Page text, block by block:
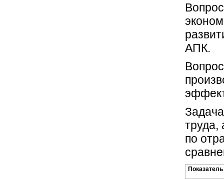
АПК.
труда,
по
Показатель